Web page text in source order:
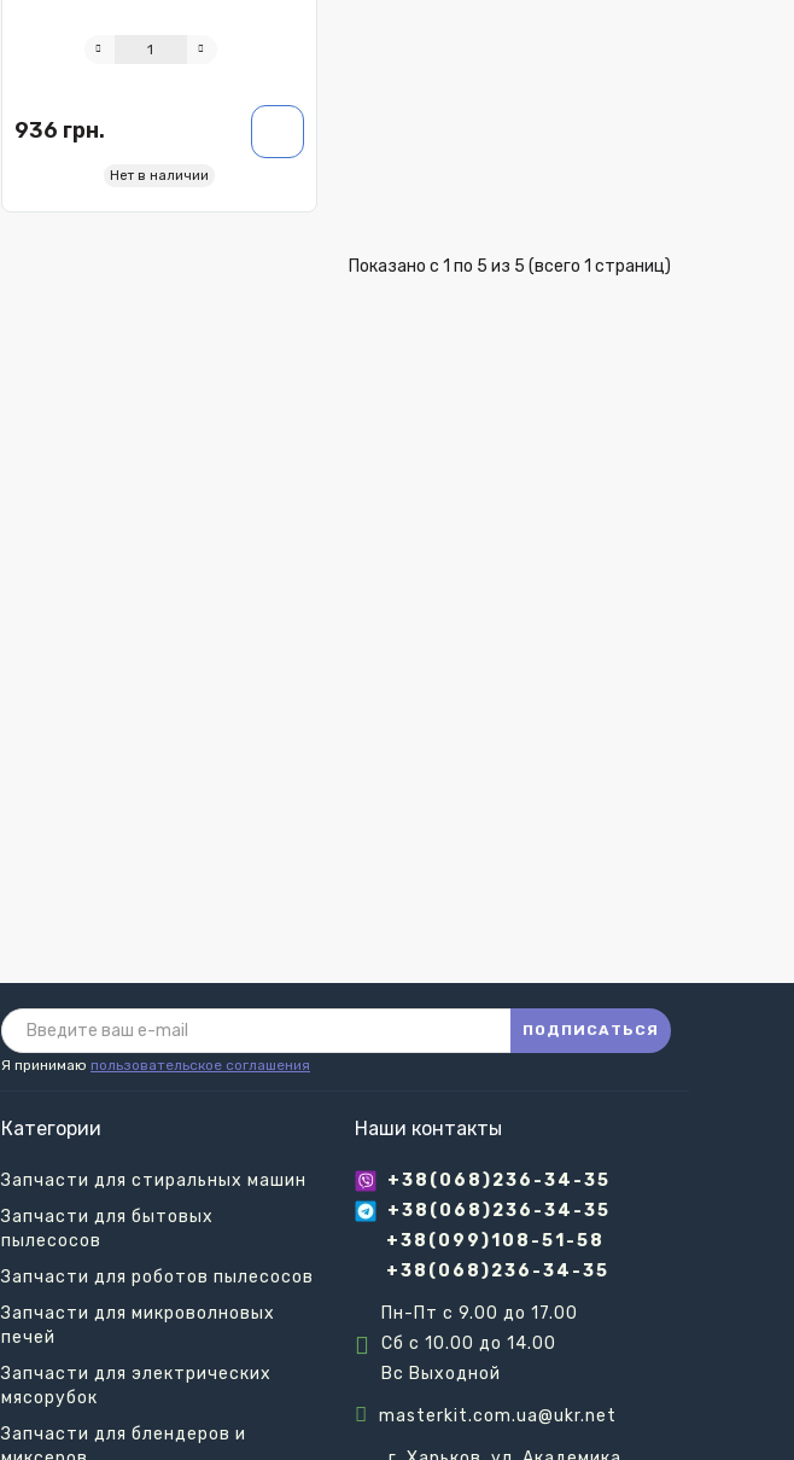
936 грн.
Нет в наличии
Показано с 1 по 5 из 5 (всего 1 страниц)
ПОДПИСАТЬСЯ
Я принимаю пользовательское соглашения
Категории
Запчасти для стиральных машин
Запчасти для бытовых
пылесосов
Запчасти для роботов пылесосов
Запчасти для микроволновых
печей
Запчасти для электрических
мясорубок
Запчасти для блендеров и
Наши контакты
+38(068)236-34-35
+38(068)236-34-35
+38(099)108-51-58
+38(068)236-34-35
Пн-Пт с 9.00 до 17.00
Сб с 10.00 до 14.00
Вс Выходной
masterkit.com.ua@ukr.net